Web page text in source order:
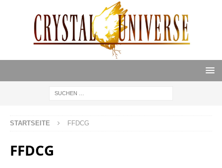
STARTSEITE FFDCG
FFDCG